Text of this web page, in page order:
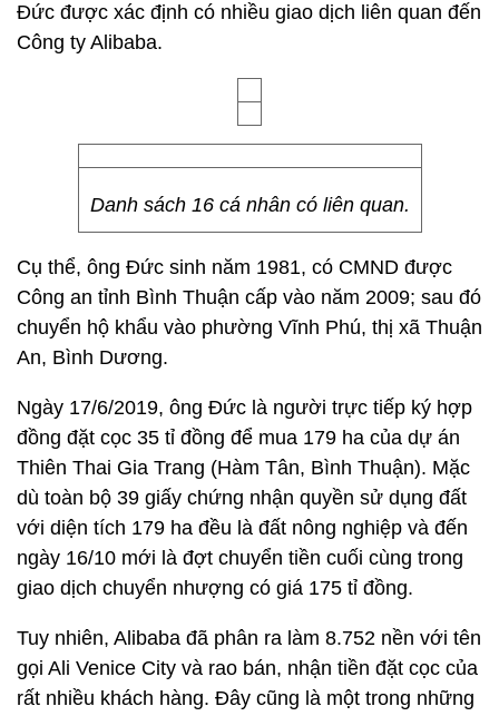
Đức được xác định có nhiều giao dịch liên quan đến
Công ty Alibaba.
Danh sách 16 cá nhân có liên quan.
Cụ thể, ông Đức sinh năm 1981, có CMND được
Công an tỉnh Bình Thuận cấp vào năm 2009; sau đó
chuyển hộ khẩu vào phường Vĩnh Phú, thị xã Thuận
An, Bình Dương.
Ngày 17/6/2019, ông Đức là người trực tiếp ký hợp
đồng đặt cọc 35 tỉ đồng để mua 179 ha của dự án
Thiên Thai Gia Trang (Hàm Tân, Bình Thuận). Mặc
dù toàn bộ 39 giấy chứng nhận quyền sử dụng đất
với diện tích 179 ha đều là đất nông nghiệp và đến
ngày 16/10 mới là đợt chuyển tiền cuối cùng trong
giao dịch chuyển nhượng có giá 175 tỉ đồng.
Tuy nhiên, Alibaba đã phân ra làm 8.752 nền với tên
gọi Ali Venice City và rao bán, nhận tiền đặt cọc của
rất nhiều khách hàng. Đây cũng là một trong những